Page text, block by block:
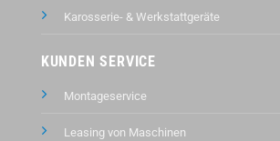
Karosserie- & Werkstattgeräte
KUNDEN SERVICE
Montageservice
Leasing von Maschinen